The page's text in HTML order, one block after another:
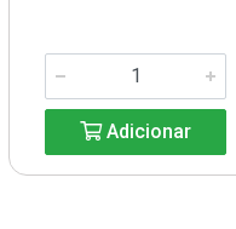
Adicionar